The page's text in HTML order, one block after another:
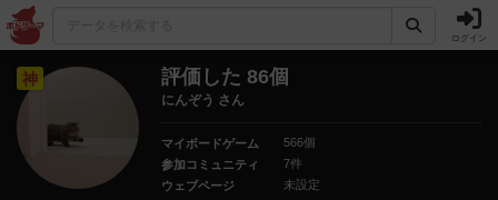
ログイン
神 評価した 86個
にんぞう さん
マイボードゲーム
566個
参加コミュニティ
7件
ウェブページ
未設定